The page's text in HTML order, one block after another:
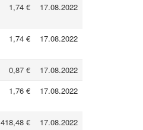
1,74 € 17.08.2022
1,74 € 17.08.2022
0,87 €
17.08.2022
1,76 € 17.08.2022
418,48 € 17.08.2022